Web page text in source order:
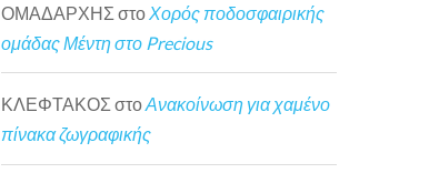
ΟΜΑΔΑΡΧΗΣ στο Χορός ποδοσφαιρικής
ομάδας Μέντη στο Precious
ΚΛΕΦΤΑΚΟΣ στοΑνακοίνωση για χαμένο
πίνακα ζωγραφικής